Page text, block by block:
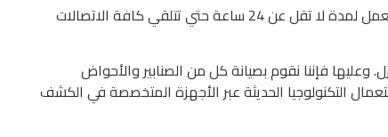
نحن نعمل علي كل ما يخصكم فقط من أجل راحتكم وعليها فإننا نقدم إليكم خدمات مميزة ومن أبرزها خدمة العملاء التي لها القدرة على العمل لمدة لا تقل عن 24 ساعة حتي تتلقي كافة الاتصالات
فإننا نقوم بصيانة كل من الصنابير والأحواض
التكنولوجيا الحديثة عبر الأجهزة المتخصصة في الكشف